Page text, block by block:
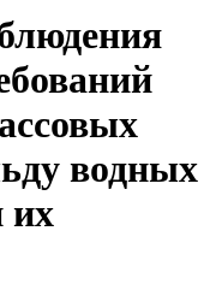
водных
их